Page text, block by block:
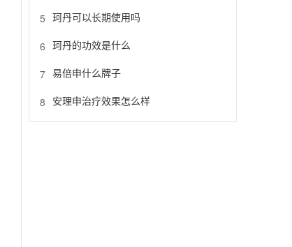
5 珂丹可以长期使用吗
6 珂丹的功效是什么
7 易倍申什么牌子
8 安理申治疗效果怎么样